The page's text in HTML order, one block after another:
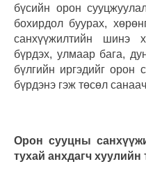
бүсийн орон
бохирдол буурах,
санхүүжилтийн шинэ
бүрдэх, улмаар бага,
бүлгийн иргэдийг орон
бүрдэнэ гэж төсөл
Орон сууцны
тухай анхдагч хуулийн